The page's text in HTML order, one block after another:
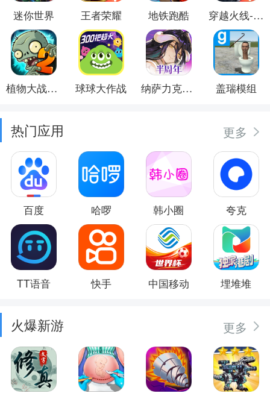
迷你世界 王者荣耀 地铁跑酷 穿越火线-枪战王者
植物大战僵尸2 球球大作战 纳萨力克之王 盖瑞模组
热门应用 更多
百度 哈啰 韩小圈 夸克
TT语音 快手 中国移动 埋堆堆
火爆新游 更多